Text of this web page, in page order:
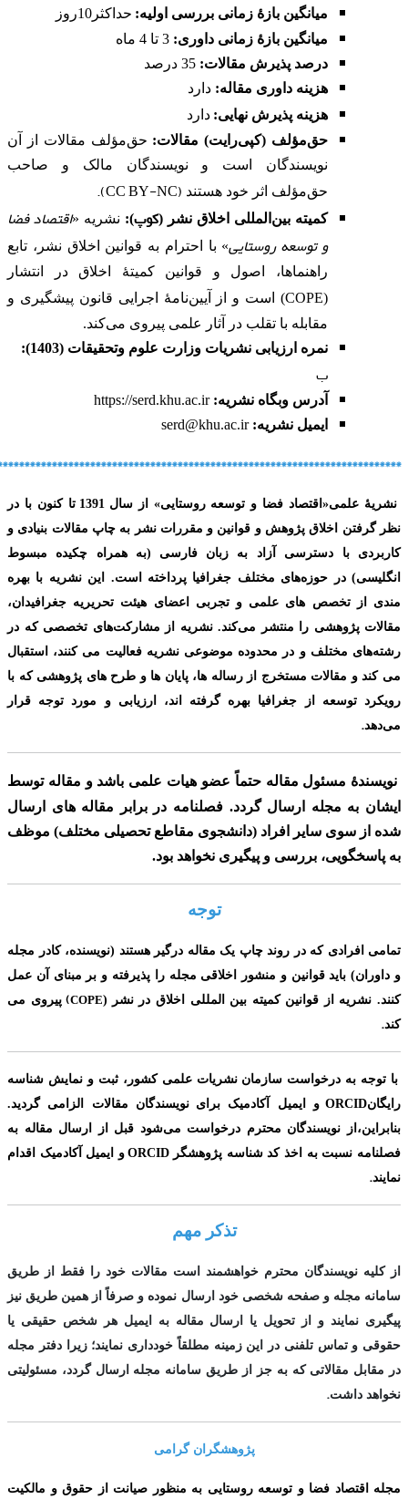
میانگین بازۀ زمانی بررسی اولیه: حداکثر10روز
میانگین بازۀ زمانی داوری: 3 تا 4 ماه
درصد پذیرش مقالات: 35 درصد
هزینه داوری مقاله: دارد
هزینه پذیرش نهایی: دارد
حق‌مؤلف (کپی‌رایت) مقالات: حق‌مؤلف مقالات از آن
نویسندگان است و نویسندگان مالک و صاحب
حق‌مؤلف اثر خود هستند (
CC BY-NC
).
کمیته بین‌المللی اخلاق نشر (کوپ): نشریه «اقتصاد فضا
و توسعه روستایی» با احترام به قوانین اخلاق نشر، تابع
راهنماها، اصول و قوانین کمیتۀ اخلاق در انتشار
(
COPE) است و از آیین‌نامۀ اجرایی قانون پیشگیری و
مقابله با تقلب در آثار علمی پیروی می‌کند.
نمره ارزیابی نشریات وزارت علوم وتحقیقات (1403):
ب
آدرس وبگاه نشریه:
https://serd.khu.ac.ir
ایمیل نشریه:serd@khu.ac.ir
نشریۀ علمی«اقتصاد فضا و توسعه روستایی» از سال 1391 تا کنون با در
نظر گرفتن اخلاق پژوهش و قوانین و مقررات نشر به چاپ مقالات بنیادی و
کاربردی با دسترسی آزاد به زبان فارسی
(به همراه چکیده مبسوط
انگلیسی) در حوزه‌های مختلف جغرافیا پرداخته است. این نشریه با بهره
مندی از تخصص های علمی و تجربی اعضای هیئت تحریریه جغرافیدان،
مقالات پژوهشی را منتشر می‌کند. نشریه از مشارکت‌های تخصصی که در
رشته‌های مختلف و در محدوده موضوعی نشریه فعالیت می کنند، استقبال
می کند و مقالات مستخرج از رساله ها، پایان ها و طرح های پژوهشی که با
رویکرد توسعه از جغرافیا بهره گرفته اند، ارزیابی و مورد توجه قرار
می‌دهد.
نویسندۀ مسئول مقاله حتماً عضو هیات علمی باشد و مقاله توسط
ایشان به مجله ارسال گردد. فصلنامه در برابر مقاله های ارسال
شده از سوی سایر افراد (دانشجوی مقاطع تحصیلی مختلف) موظف
به پاسخگویی، بررسی و پیگیری نخواهد بود.
توجه
تمامی افرادی که در روند چاپ یک مقاله درگیر هستند (نویسنده، کادر مجله
و داوران) باید قوانین و منشور اخلاقی مجله را پذیرفته و بر مبنای آن عمل
کنند. نشریه از قوانین کمیته بین المللی اخلاق در نشر
(
(COPE
پیروی می
کند.
با توجه به درخواست سازمان نشریات علمی کشور، ثبت و نمایش شناسه
رایگانORCID و ایمیل آکادمیک برای نویسندگان مقالات الزامی گردید.
بنابراین،از نویسندگان محترم درخواست می‌شود قبل از ارسال مقاله به
فصلنامه نسبت به اخذ کد شناسه پژوهشگرORCID و ایمیل آکادمیک اقدام
نمایند.
تذکر مهم
از کلیه نویسندگان محترم خواهشمند است مقالات خود را فقط از طریق
سامانه مجله و صفحه شخصی خود ارسال نموده و صرفاً از همین طریق نیز
پیگیری نمایند و از تحویل یا ارسال مقاله به ایمیل هر شخص حقیقی یا
حقوقی و تماس تلفنی در این زمینه مطلقاً خودداری نمایند؛ زیرا دفتر مجله
در مقابل مقالاتی که به جز از طریق سامانه مجله ارسال گردد، مسئولیتی
نخواهد داشت.
پژوهشگران گرامی
مجله اقتصاد فضا و توسعه روستایی به منظور صیانت از حقوق و مالکیت